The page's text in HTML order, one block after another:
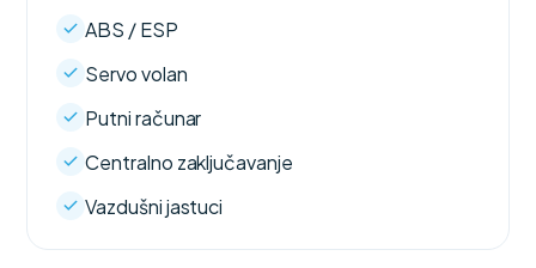
ABS / ESP
Servo volan
Putni računar
Centralno zaključavanje
Vazdušni jastuci